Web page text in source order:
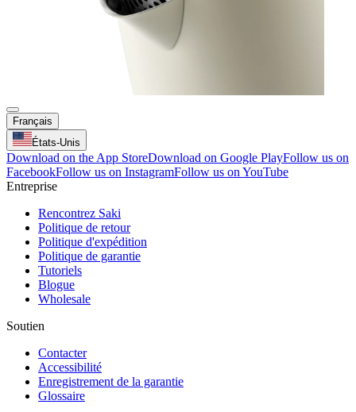
Français
États-Unis
Download on the App StoreDownload on Google PlayFollow us on
FacebookFollow us on InstagramFollow us on YouTube
Entreprise
Rencontrez Saki
Politique de retour
Politique d'expédition
Politique de garantie
Tutoriels
Blogue
Wholesale
Soutien
Contacter
Accessibilité
Enregistrement de la garantie
Glossaire